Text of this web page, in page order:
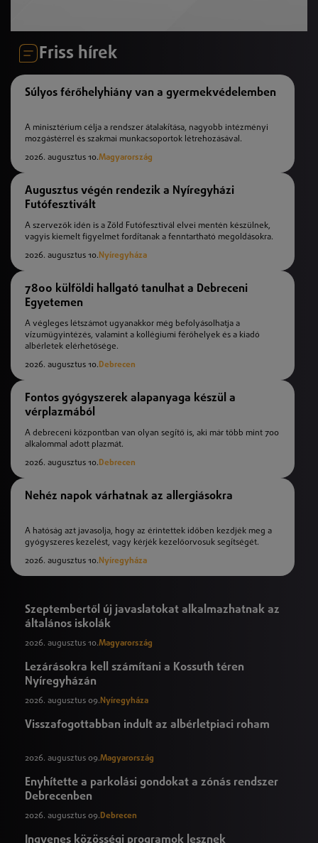
Friss hírek
Súlyos férőhelyhiány van a gyermekvédelemben
A minisztérium célja a rendszer átalakítása, nagyobb intézményi
mozgástérrel és szakmai munkacsoportok létrehozásával.
2026. augusztus 10.Magyarország
Augusztus végén rendezik a Nyíregyházi
Futófesztivált
A szervezők idén is a Zöld Futófesztivál elvei mentén készülnek,
vagyis kiemelt figyelmet fordítanak a fenntartható megoldásokra.
2026. augusztus 10. Nyíregyháza
7800 külföldi hallgató tanulhat a Debreceni
Egyetemen
A végleges létszámot ugyanakkor még befolyásolhatja a
vízumügyintézés, valamint a kollégiumi férőhelyek és a kiadó
albérletek elérhetősége.
2026. augusztus 10.Debrecen
Fontos gyógyszerek alapanyaga készül a
vérplazmából
A debreceni központban van olyan segítő is, aki már több mint 700
alkalommal adott plazmát.
2026. augusztus 10.Debrecen
Nehéz napok várhatnak az allergiásokra
A hatóság azt javasolja, hogy az érintettek időben kezdjék meg a
gyógyszeres kezelést, vagy kérjék kezelőorvosuk segítségét.
2026. augusztus 10. Nyíregyháza
Szeptembertől új javaslatokat alkalmazhatnak az
általános iskolák
2026. augusztus 10.Magyarország
Lezárásokra kell számítani a Kossuth téren
Nyíregyházán
2026. augusztus 09. Nyíregyháza
Visszafogottabban indult az albérletpiaci roham
2026. augusztus 09.Magyarország
Enyhítette a parkolási gondokat a zónás rendszer
Debrecenben
2026. augusztus 09.Debrecen
Ingyenes közösségi programok lesznek